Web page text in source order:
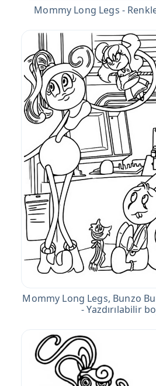
Mommy Long Legs -
Mommy Long Legs, Bunzo
- Yazdırılabilir